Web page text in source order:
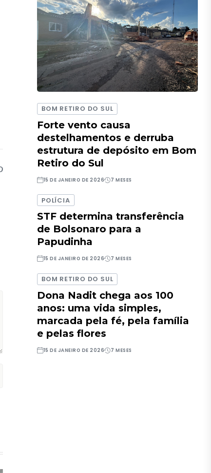
BOM RETIRO DO SUL
Forte vento causa
destelhamentos e derruba
estrutura de depósito em Bom
Retiro do Sul
15 DE JANEIRO DE 2026 7 MESES
POLÍCIA
STF determina transferência
de Bolsonaro para a
Papudinha
15 DE JANEIRO DE 2026 7 MESES
BOM RETIRO DO SUL
Dona Nadit chega aos 100
anos: uma vida simples,
marcada pela fé, pela família
e pelas flores
15 DE JANEIRO DE 2026 7 MESES